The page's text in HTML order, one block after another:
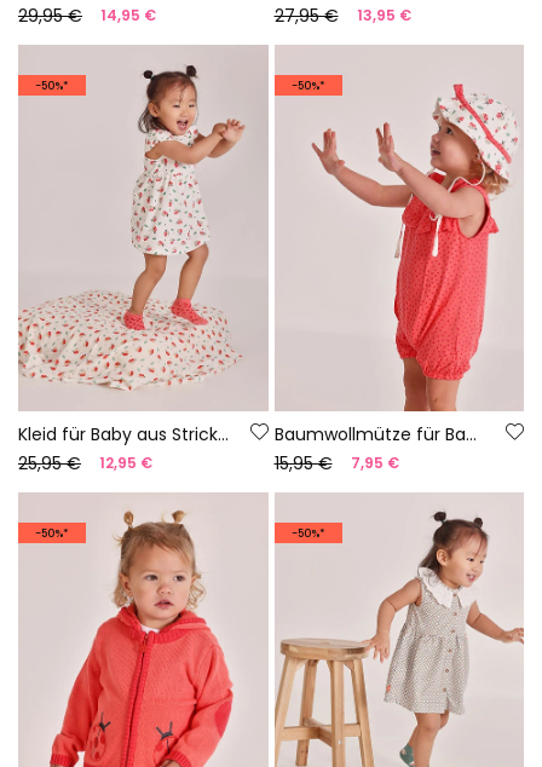
29,95 €
14,95 €
27,95 €
13,95 €
-50%*
Kleid für Baby aus Strick mit Druckmuster
25,95 €
12,95 €
-50%*
Baumwollmütze für Babys mit Druckmuster
15,95 €
7,95 €
-50%* -50%*